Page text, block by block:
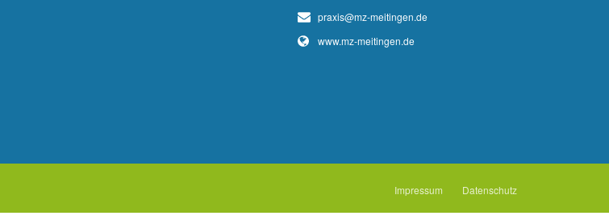
praxis@mz-meitingen.de
www.mz-meitingen.de
Impressum Datenschutz